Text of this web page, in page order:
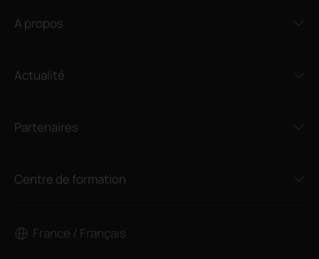
A propos
Actualité
Partenaires
Centre de formation
France / Français